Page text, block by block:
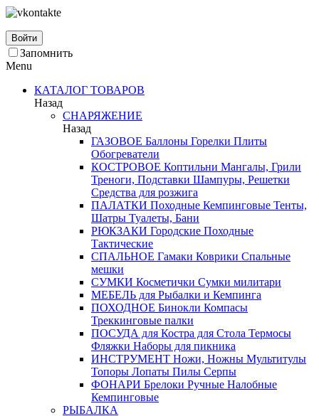
Войти
Запомнить
Menu
КАТАЛОГ ТОВАРОВ
Назад
СНАРЯЖЕНИЕ
Назад
ГАЗОВОЕ Баллоны Горелки Плиты
Обогреватели
КОСТРОВОЕ Коптильни Мангалы, Грили
Треноги, Подставки Шампуры, Решетки
Средства для розжига
ПАЛАТКИ Походные Кемпинговые Тенты,
Шатры Туалеты, Бани
РЮКЗАКИ Городские Походные
Тактические
СПАЛЬНОЕ Гамаки Коврики Спальные
мешки
СУМКИ Косметички Сумки милитари
МЕБЕЛЬ для Рыбалки и Кемпинга
ПОХОДНОЕ Бинокли Компасы
Треккинговые палки
ПОСУДА для Костра для Стола Термосы
Фляжки Наборы для пикника
ИНСТРУМЕНТ Ножи, Ножны Мультитулы
Топоры Лопаты Пилы Серпы
ФОНАРИ Брелоки Ручные Налобные
Кемпинговые
РЫБАЛКА